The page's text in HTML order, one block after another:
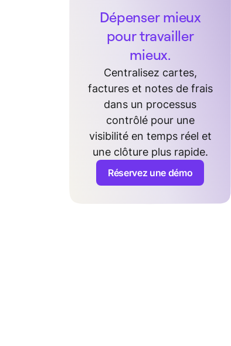
Dépenser mieux
pour travailler
mieux.
Centralisez cartes,
factures et notes de frais
dans un processus
contrôlé pour une
visibilité en temps réel et
une clôture plus rapide.
Réservez une démo